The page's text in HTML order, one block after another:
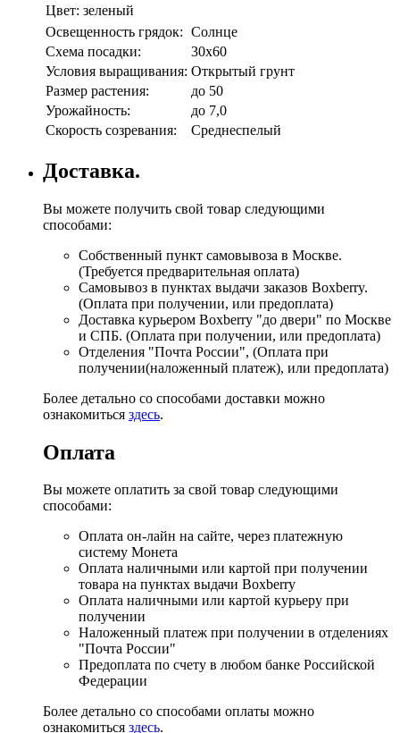
Цвет: зеленый
Освещенность грядок: Солнце
Схема посадки:
30х60
Условия выращивания: Открытый грунт
Размер растения:
до 50
Урожайность:
до 7,0
Скорость созревания:
Среднеспелый
Доставка.
Вы можете получить свой товар следующими
способами:
Собственный пункт самовывоза в Москве.
(Требуется предварительная оплата)
Самовывоз в пунктах выдачи заказов Boxberry.
(Оплата при получении, или предоплата)
Доставка курьером Boxberry "до двери" по Москве
и СПБ. (Оплата при получении, или предоплата)
Отделения "Почта России", (Оплата при
получении(наложенный платеж), или предоплата)
Более детально со способами доставки можно
ознакомиться здесь.
Оплата
Вы можете оплатить за свой товар следующими
способами:
Оплата он-лайн на сайте, через платежную
систему Монета
Оплата наличными или картой при получении
товара на пунктах выдачи Boxberry
Оплата наличными или картой курьеру при
получении
Наложенный платеж при получении в отделениях
"Почта России"
Предоплата по счету в любом банке Российской
Федерации
Более детально со способами оплаты можно
ознакомиться здесь.